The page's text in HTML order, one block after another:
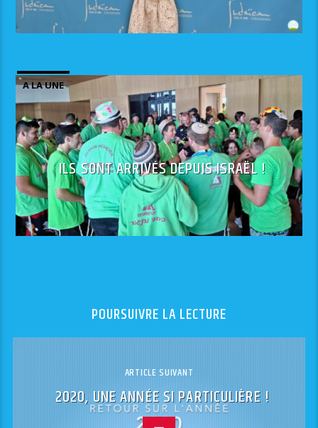
A LA UNE
ILS SONT ARRIVÉS DEPUIS ISRAËL !
POURSUIVRE LA LECTURE
ARTICLE SUIVANT
2020, UNE ANNÉE SI PARTICULIÈRE !